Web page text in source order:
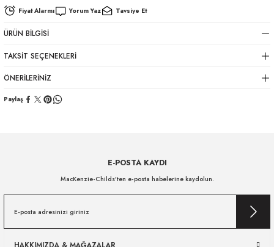
Fiyat Alarmı Yorum Yaz Tavsiye Et
ÜRÜN BILGISI
TAKSIT SEÇENEKLERI
ÖNERILERINIZ
Paylaş
E-POSTA KAYDI
MacKenzie-Childs’ten e-posta habelerine kaydolun.
HAKKIMIZDA & MAĞAZALAR